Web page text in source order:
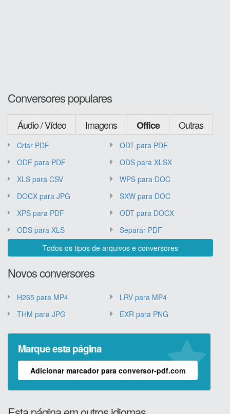
Conversores populares
Áudio / Vídeo Imagens Office Outras
Criar PDF
ODT para PDF
ODF para PDF
ODS para XLSX
XLS para CSV
WPS para DOC
DOCX para JPG
SXW para DOC
XPS para PDF
ODT para DOCX
ODS para XLS
Separar PDF
Todos os tipos de arquivos e conversores
Novos conversores
H265 para MP4
LRV para MP4
THM para JPG
EXR para PNG
Marque esta página
Adicionar marcador para conversor-pdf.com